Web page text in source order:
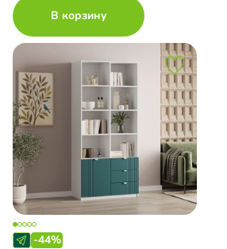
В корзину
-44%